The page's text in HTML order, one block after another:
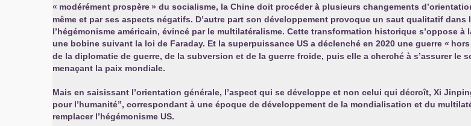
« modérément prospère» du socialisme, la Chine doit procéder à plusieurs changements
même et par ses aspects négatifs. D’autre part son développement provoque un saut qualitatif
l’hégémonisme américain, évincé par le multilatéralisme. Cette transformation historique s’oppose
une bobine suivant la loi de Faraday. Et la superpuissance US a déclenché en 2020 une guerre «
de la diplomatie de guerre, de la subversion et de la guerre froide, puis elle a cherché à s’assurer le
menaçant la paix mondiale.
Mais en saisissant l’orientation générale, l’aspect qui se développe et non celui qui décroît, Xi
pour l’humanité”, correspondant à une époque de développement de la mondialisation et du
remplacer l’hégémonisme US.